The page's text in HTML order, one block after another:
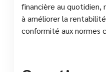
financière au quotidien,
à améliorer la
conformité aux normes